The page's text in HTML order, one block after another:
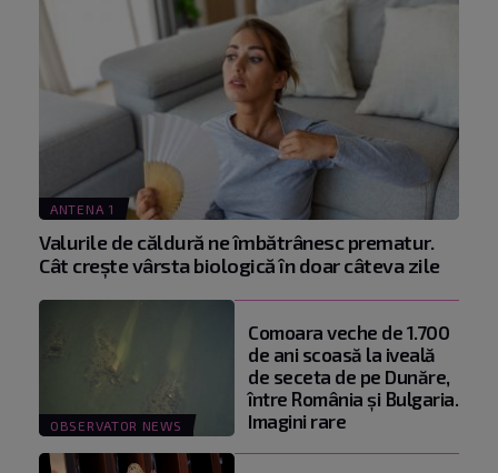
ANTENA 1
Valurile de căldură ne îmbătrânesc prematur.
Cât crește vârsta biologică în doar câteva zile
OBSERVATOR NEWS
Comoara veche de 1.700
de ani scoasă la iveală
de seceta de pe Dunăre,
între România şi Bulgaria.
Imagini rare